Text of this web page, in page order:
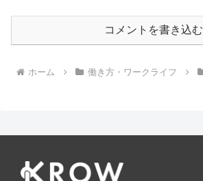
コメントを書き込む
ホーム 働き方・ワークライフ